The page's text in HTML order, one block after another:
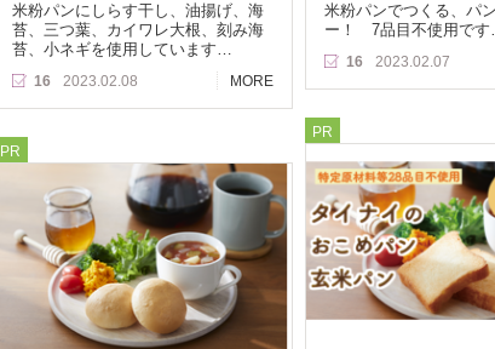
米粉パンにしらす干し、油揚げ、海
苔、三つ葉、カイワレ大根、刻み海
苔、小ネギを使用しています…
16 2023.02.08 MORE
米粉パンでつくる、パ
ー！ 7品目不使用で
16 2023.02.07
PR
PR